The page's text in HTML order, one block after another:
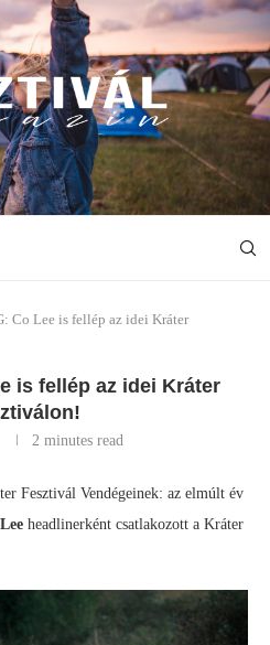
Co Lee is fellép az idei Kráter
is fellép az idei Kráter
2 minutes read
Fesztivál Vendégeinek: az elmúlt év
headlinerként csatlakozott a Kráter